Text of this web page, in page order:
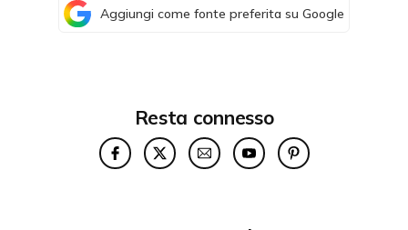
Aggiungi come fonte preferita su Google
Resta connesso